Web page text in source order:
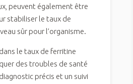
peuvent également être
stabiliser le taux de
sûr pour l’organisme.
le taux de ferritine
des troubles de santé
précis et un suivi